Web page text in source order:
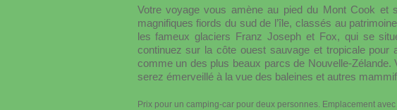
Votre voyage vous amène au pied du Mont Cook
magnifiques fiords du sud de l’île, classés au
les fameux glaciers Franz Joseph et Fox, qui se
continuez sur la côte ouest sauvage et tropicale pour
comme un des plus beaux parcs de Nouvelle-
serez émerveillé à la vue des baleines et autres
Prix pour un camping-car pour deux personnes. Emplacement avec